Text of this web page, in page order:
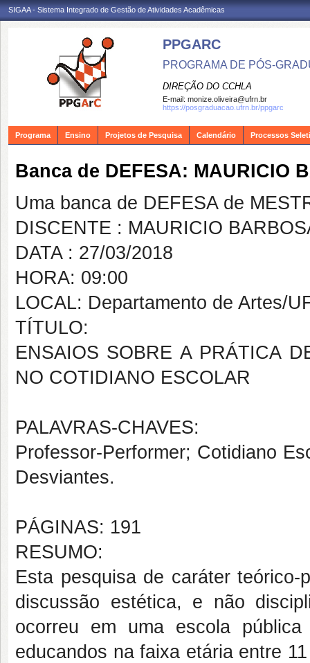
SIGAA - Sistema Integrado de Gestão de Atividades Acadêmicas
PPGARC
PROGRAMA DE PÓS-
DIREÇÃO DO CCHLA
E-mail: monize.oliveira@ufrn.br
https://posgraduacao.ufrn.br/ppgarc
Programa Ensino Projetos de Pesquisa Calendário Processos
Banca de DEFESA: MAURICIO
Uma banca de DEFESA de
DISCENTE : MAURICIO
DATA : 27/03/2018
HORA: 09:00
LOCAL: Departamento de Artes/
TÍTULO:
ENSAIOS SOBRE A PRÁTICA
NO COTIDIANO ESCOLAR
PALAVRAS-CHAVES:
Professor-Performer; Cotidiano
Desviantes.
PÁGINAS: 191
RESUMO:
Esta pesquisa de caráter
discussão estética, e não
ocorreu em uma escola
educandos na faixa etária entre